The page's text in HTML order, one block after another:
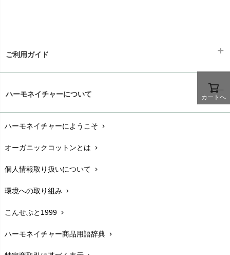
カートへ
ご利用ガイド
配送と送料chevron_right
在庫状況と発送予定chevron_right
サイズ・寸法chevron_right
生地・素材chevron_right
お手入れについて
レビューを書こうchevron_right
ハーモネイチャーについて
ハーモネイチャーにようこそ chevron_right
オーガニックコットンとは chevron_right
個人情報取り扱いについて chevron_right
環境への取り組み chevron_right
こんせぷと1999 chevron_right
ハーモネイチャー商品用語辞典 chevron_right